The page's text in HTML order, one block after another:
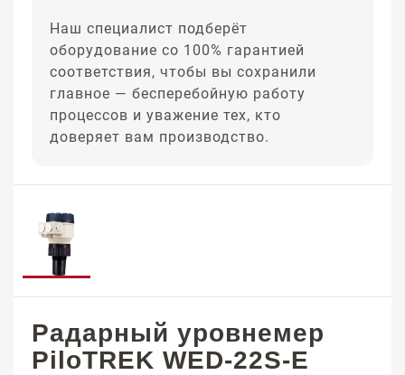
Наш специалист подберёт
оборудование со 100% гарантией
соответствия, чтобы вы сохранили
главное — бесперебойную работу
процессов и уважение тех, кто
доверяет вам производство.
Радарный уровнемер
PiloTREK WED-22S-E